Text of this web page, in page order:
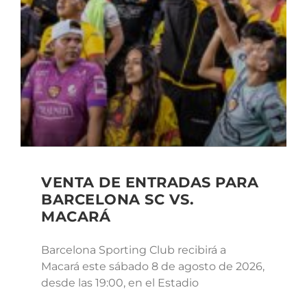
VENTA DE ENTRADAS PARA
BARCELONA SC VS.
MACARÁ
Barcelona Sporting Club recibirá a
Macará este sábado 8 de agosto de 2026,
desde las 19:00, en el Estadio